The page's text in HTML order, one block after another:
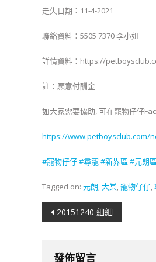
走失日期：11-4-2021
聯絡資料：5505 7370 李小姐
詳情資料：https://
註：願意付酬金
如大家需要協助, 可在寵物仔仔
https://www.petboysclub.com/
#寵物仔仔#尋寵 #新界區 #元朗區
Tagged on: 元朗,大棠,寵物仔仔,
文20151240 細細
發佈留言